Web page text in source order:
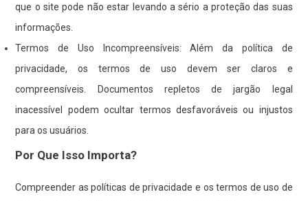
que o site pode não estar levando a sério a proteção das suas
informações.
Termos de Uso Incompreensíveis: Além da política de
privacidade, os termos de uso devem ser claros e
compreensíveis. Documentos repletos de jargão legal
inacessível podem ocultar termos desfavoráveis ou injustos
para os usuários.
Por Que Isso Importa?
Compreender as políticas de privacidade e os termos de uso de